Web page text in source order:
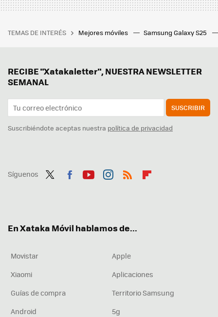
TEMAS DE INTERÉS Mejores móviles Samsung Galaxy S25
RECIBE "Xatakaletter", NUESTRA NEWSLETTER
SEMANAL
SUSCRIBIR
Suscribiéndote aceptas nuestra política de privacidad
Síguenos
En Xataka Móvil hablamos de...
Movistar
Apple
Xiaomi
Aplicaciones
Guías de compra
Territorio Samsung
Android
5g